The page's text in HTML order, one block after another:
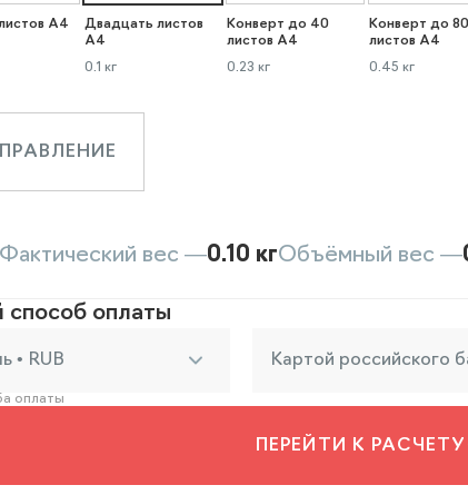
А4
Двадцать листов
А4
0.1 кг
Конверт до 40
листов А4
0.23 кг
Конверт до 80
листов А4
0.45 кг
Фактический вес —0.10 кгОбъёмный вес —
оплаты
• RUB Картой российского
оплаты
ПЕРЕЙТИ К РАСЧЕТУ